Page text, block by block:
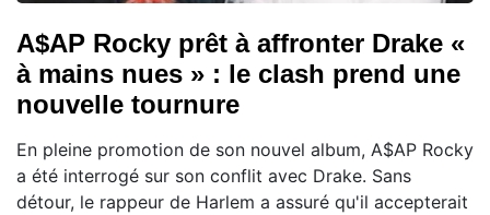
A$AP Rocky prêt à affronter Drake «
à mains nues » : le clash prend une
nouvelle tournure
En pleine promotion de son nouvel album, A$AP Rocky
a été interrogé sur son conflit avec Drake. Sans
détour, le rappeur de Harlem a assuré qu'il accepterait